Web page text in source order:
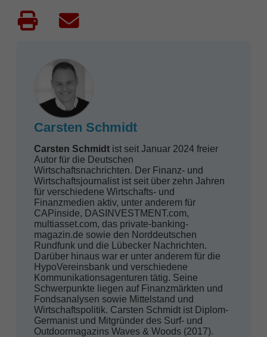
Carsten Schmidt
Carsten Schmidtist seit Januar 2024 freier
Autor für die Deutschen
Wirtschafts­nachrichten. Der Finanz- und
Wirtschaftsjournalist ist seit über zehn Jahren
für verschiedene Wirtschafts- und
Finanzmedien aktiv, unter anderem für
CAPinside, DASINVESTMENT.com,
multiasset.com, das private-banking-
magazin.de sowie den Norddeutschen
Rundfunk und die Lübecker Nachrichten.
Darüber hinaus war er unter anderem für die
HypoVereinsbank und verschiedene
Kommunikationsagenturen tätig. Seine
Schwerpunkte liegen auf Finanzmärkten und
Fondsanalysen sowie Mittelstand und
Wirtschaftspolitik. Carsten Schmidt ist Diplom-
Germanist und Mitgründer des Surf- und
Outdoormagazins Waves & Woods (2017).